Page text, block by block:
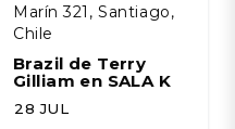
Marín 321, Santiago,
Chile
Brazil de Terry
Gilliam en SALA K
28 JUL